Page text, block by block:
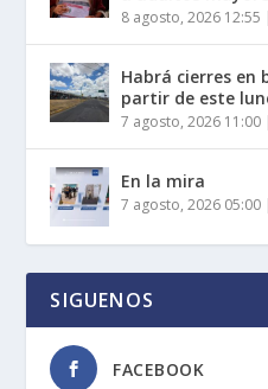
8 agosto, 2026 12:55
Habrá cierres en
partir de este
7 agosto, 2026 11:00
En la mira
7 agosto, 2026 05:00
SIGUENOS
FACEBOOK